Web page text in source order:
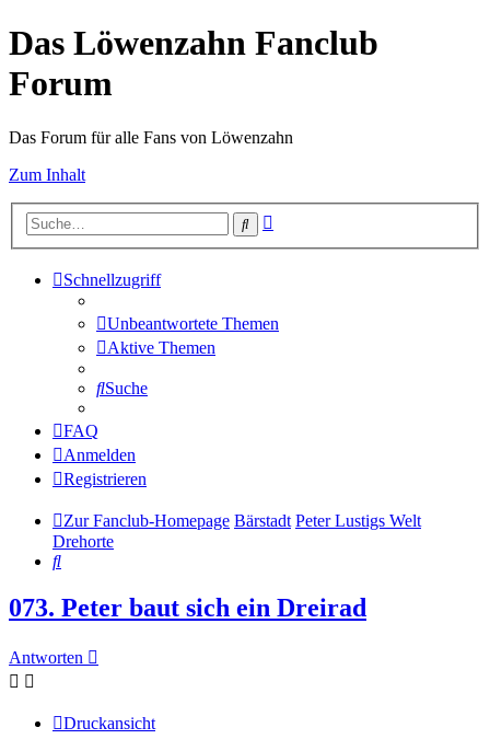
Das Löwenzahn Fanclub
Forum
Das Forum für alle Fans von Löwenzahn
Zum Inhalt
Suche
Schnellzugriff
Unbeantwortete Themen
Aktive Themen
Suche
FAQ
Anmelden
Registrieren
Zur Fanclub-Homepage Bärstadt Peter Lustigs Welt
Drehorte
Suche
073. Peter baut sich ein Dreirad
Antworten
Druckansicht